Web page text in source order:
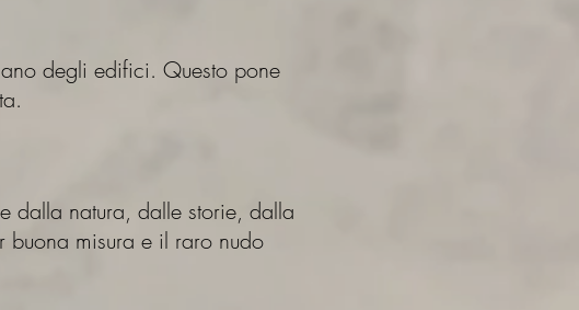
degli edifici. Questo pone
dalla natura, dalle storie, dalla
buona misura e il raro nudo